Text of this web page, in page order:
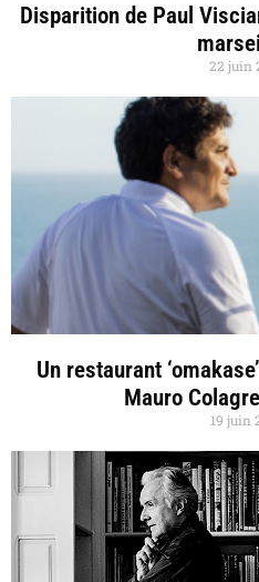
Disparition de Paul
22 juin
Un restaurant
Mauro
19 juin